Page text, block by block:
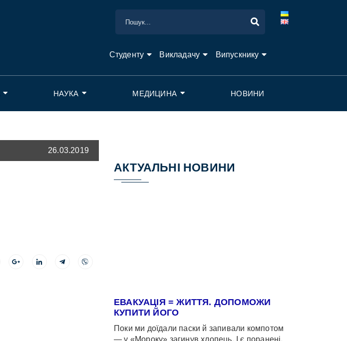
Студенту Викладачу Випускнику
НАУКА МЕДИЦИНА НОВИНИ
26.03.2019
АКТУАЛЬНІ НОВИНИ
ЕВАКУАЦІЯ = ЖИТТЯ. ДОПОМОЖИ
КУПИТИ ЙОГО
Поки ми доїдали паски й запивали компотом
— у «Мороку» загинув хлопець. І є поранені.